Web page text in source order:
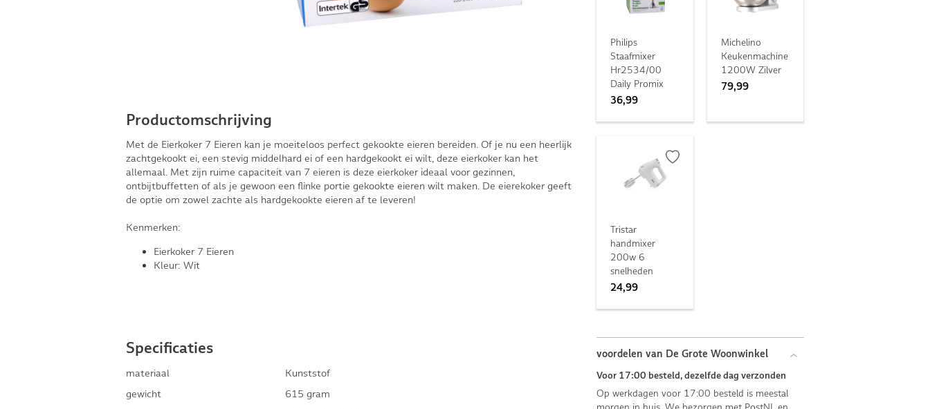
Productomschrijving
Met de Eierkoker 7 Eieren kan je moeiteloos perfect gekookte eieren bereiden. Of je nu een heerlijk
zachtgekookt ei, een stevig middelhard ei of een hardgekookt ei wilt, deze eierkoker kan het
allemaal. Met zijn ruime capaciteit van 7 eieren is deze eierkoker ideaal voor gezinnen,
ontbijtbuffetten of als je gewoon een flinke portie gekookte eieren wilt maken. De eierekoker geeft
de optie om zowel zachte als hardgekookte eieren af te leveren!
Kenmerken:
Eierkoker 7 Eieren
Kleur: Wit
Specificaties
materiaal
Kunststof
gewicht
615 gram
Philips
Staafmixer
Hr2534/00
Daily Promix
36,99
Michelino
Keukenmachine
1200W Zilver
79,99
Tristar
handmixer
200w 6
snelheden
24,99
voordelen van De Grote Woonwinkel
Voor 17:00 besteld, dezelfde dag verzonden
Op werkdagen voor 17:00 besteld is meestal